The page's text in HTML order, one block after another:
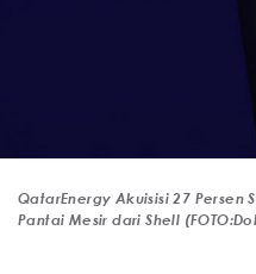
QatarEnergy Akuisisi 27 Persen
Pantai Mesir dari Shell